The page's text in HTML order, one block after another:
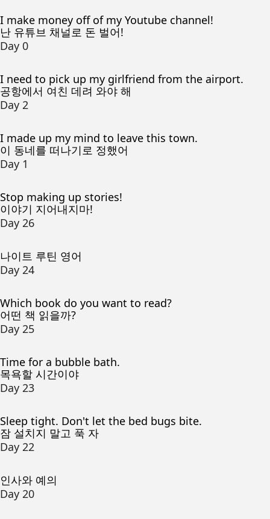
I make money off of my Youtube channel!
난 유튜브 채널로 돈 벌어!
Day 0
I need to pick up my girlfriend from the airport.
공항에서 여친 데려 와야 해
Day 2
I made up my mind to leave this town.
이 동네를 떠나기로 정했어
Day 1
Stop making up stories!
이야기 지어내지마!
Day 26
나이트 루틴 영어
Day 24
Which book do you want to read?
어떤 책 읽을까?
Day 25
Time for a bubble bath.
목욕할 시간이야
Day 23
Sleep tight. Don't let the bed bugs bite.
잠 설치지 말고 푹 자
Day 22
인사와 예의
Day 20